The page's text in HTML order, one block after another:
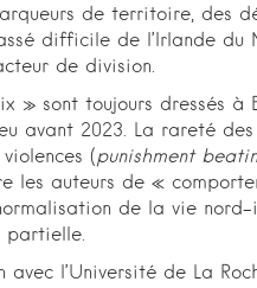
de territoire, des
difficile de l’Irlande du
de division.
» sont toujours dressés à
avant 2023. La rareté
(punishment
les auteurs de «
de la vie
partielle.
l’Université de La